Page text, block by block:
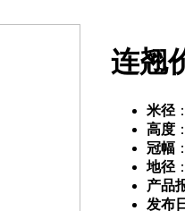
连翘
米径
高度
冠幅
地径
产品
发布